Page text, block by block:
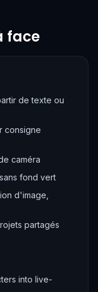
face
de texte ou
consigne
caméra
fond vert
d'image,
partagés
into live-